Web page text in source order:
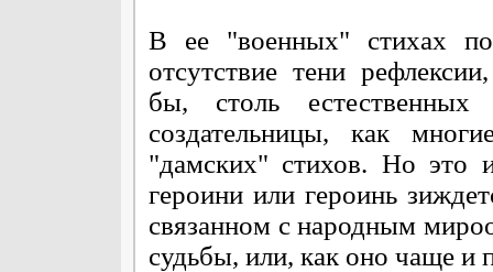
В ее "военных" стихах
отсутствие тени
бы, столь
создательницы, как
"дамских" стихов. Но это
героини или героинь
связанном с народным
судьбы, или, как оно чаще и